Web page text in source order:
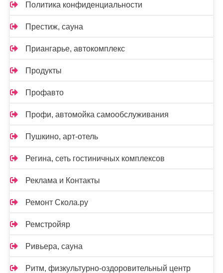
Политика конфиденциальности
Престиж, сауна
Приангарье, автокомплекс
Продукты
Профавто
Профи, автомойка самообслуживания
Пушкино, арт-отель
Регина, сеть гостиничных комплексов
Реклама и Контакты
Ремонт Скола.ру
Ремстройяр
Ривьера, сауна
Ритм, физкультурно-оздоровительный центр